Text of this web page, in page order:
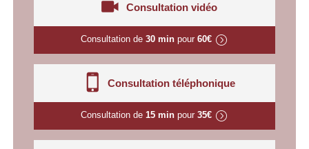
Consultation vidéo
Consultation de 30 minpour 60€
Consultation téléphonique
Consultation de 15 minpour 35€